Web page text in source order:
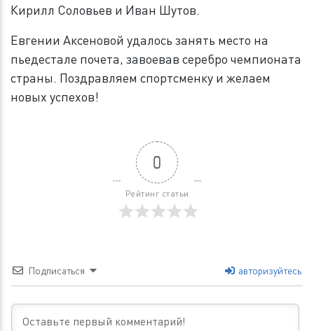
Кирилл Соловьев и Иван Шутов.
Евгении Аксеновой удалось занять место на
пьедестале почета, завоевав серебро чемпионата
страны. Поздравляем спортсменку и желаем
новых успехов!
0
Рейтинг статьи
Подписаться авторизуйтесь